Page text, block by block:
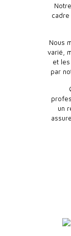
Nous
varié,
et
par
un